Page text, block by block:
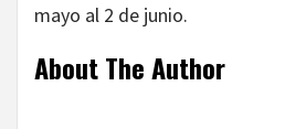
mayo al 2 de junio.
About The Author